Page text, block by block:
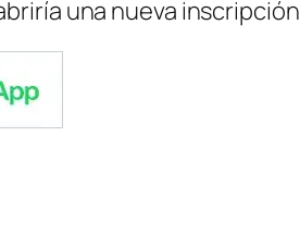
una nueva